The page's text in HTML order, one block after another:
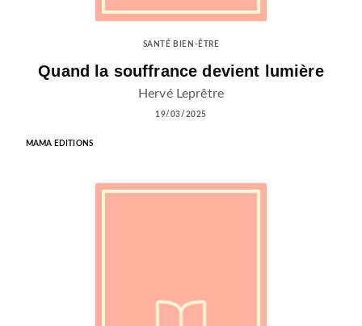
SANTÉ BIEN-ÊTRE
Quand la souffrance devient lumière
Hervé Leprêtre
19/03/2025
MAMA EDITIONS